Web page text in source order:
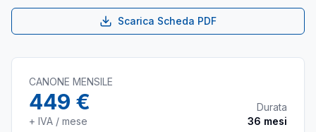
Scarica Scheda PDF
CANONE MENSILE
449 €
+ IVA / mese
Durata
36 mesi